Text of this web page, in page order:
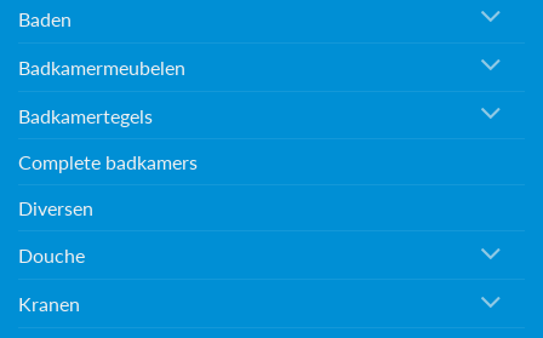
Baden
Badkamermeubelen
Badkamertegels
Complete badkamers
Diversen
Douche
Kranen